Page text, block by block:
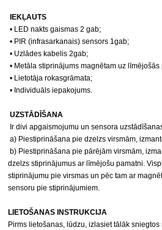
IEKĻAUTS
• LED nakts gaismas 2 gab;
• PIR (infrasarkanais) sensors 1gab;
• Uzlādes kabelis 2gab;
• Metāla stiprinājums magnētam uz
• Lietotāja rokasgrāmata;
• Individuāls iepakojums.
UZSTĀDĪŠANA
Ir divi apgaismojumu un sensora
a) Piestiprināšana pie dzelzs virsmām,
b) Piestiprināšana pie pārējām virsmām,
dzelzs stiprinājumus ar līmējošu pamatni.
stiprinājumu pie virsmas un pēc tam ar
sensoru pie stiprinājumiem.
LIETOŠANAS INSTRUKCIJA
Pirms lietošanas, lūdzu, izlasiet tālāk